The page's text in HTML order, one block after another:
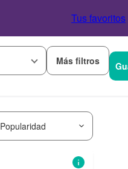
Tus favoritos
Más filtros
Popularidad